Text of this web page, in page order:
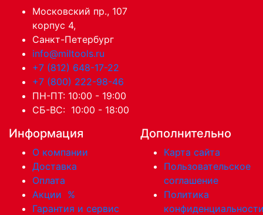
Московский пр., 107
корпус 4,
Санкт-Петербург
info@miltools.ru
+7 (812) 648-17-22
+7 (800) 222-98-46
ПН-ПТ: 10:00 - 19:00
СБ-ВС: 10:00 - 18:00
Информация
О компании
Доставка
Оплата
Акции %
Гарантия и сервис
Дополнительно
Карта сайта
Пользовательское
соглашение
Политика